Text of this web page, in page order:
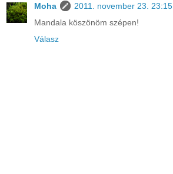
Moha
2011. november 23. 23:15
Mandala köszönöm szépen!
Válasz